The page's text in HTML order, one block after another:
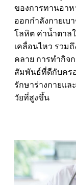
ของการทานอาห
ออกกำลังกายเบ
โลหิต ค่าน้ำตาล
เคลื่อนไหว รวม
คลาย การทำกิจ
สัมพันธ์ที่ดีกับคร
รักษาร่างกายแ
วัยที่สูงขึ้น